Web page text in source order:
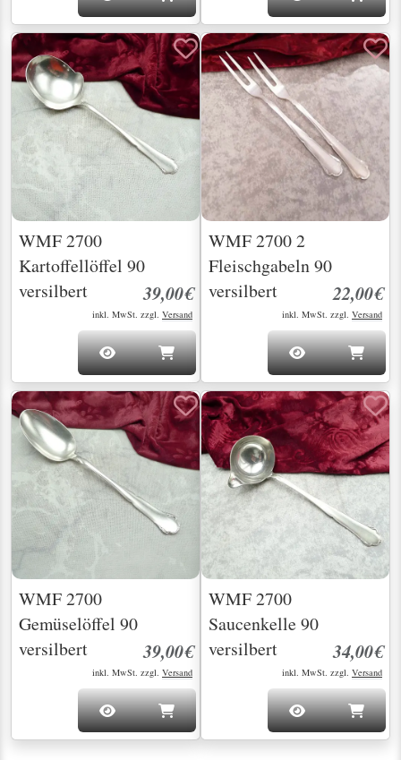
WMF 2700
Kartoffellöffel 90
versilbert
39,00€
inkl. MwSt. zzgl. Versand
WMF 2700 2
Fleischgabeln 90
versilbert
22,00€
inkl. MwSt. zzgl. Versand
WMF 2700
Gemüselöffel 90
versilbert
39,00€
inkl. MwSt. zzgl. Versand
WMF 2700
Saucenkelle 90
versilbert
34,00€
inkl. MwSt. zzgl. Versand